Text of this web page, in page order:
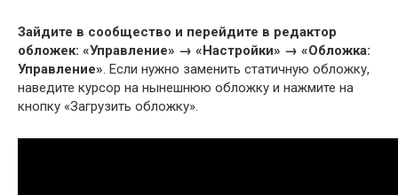
Зайдите в сообщество и перейдите в редактор
обложек: «Управление» → «Настройки» → «Обложка:
Управление». Если нужно заменить статичную обложку,
наведите курсор на нынешнюю обложку и нажмите на
кнопку «Загрузить обложку».